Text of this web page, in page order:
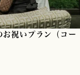
お祝いプラン（コー